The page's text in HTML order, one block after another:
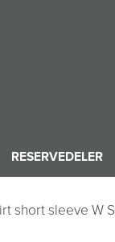
RESERVEDELER
short sleeve W S